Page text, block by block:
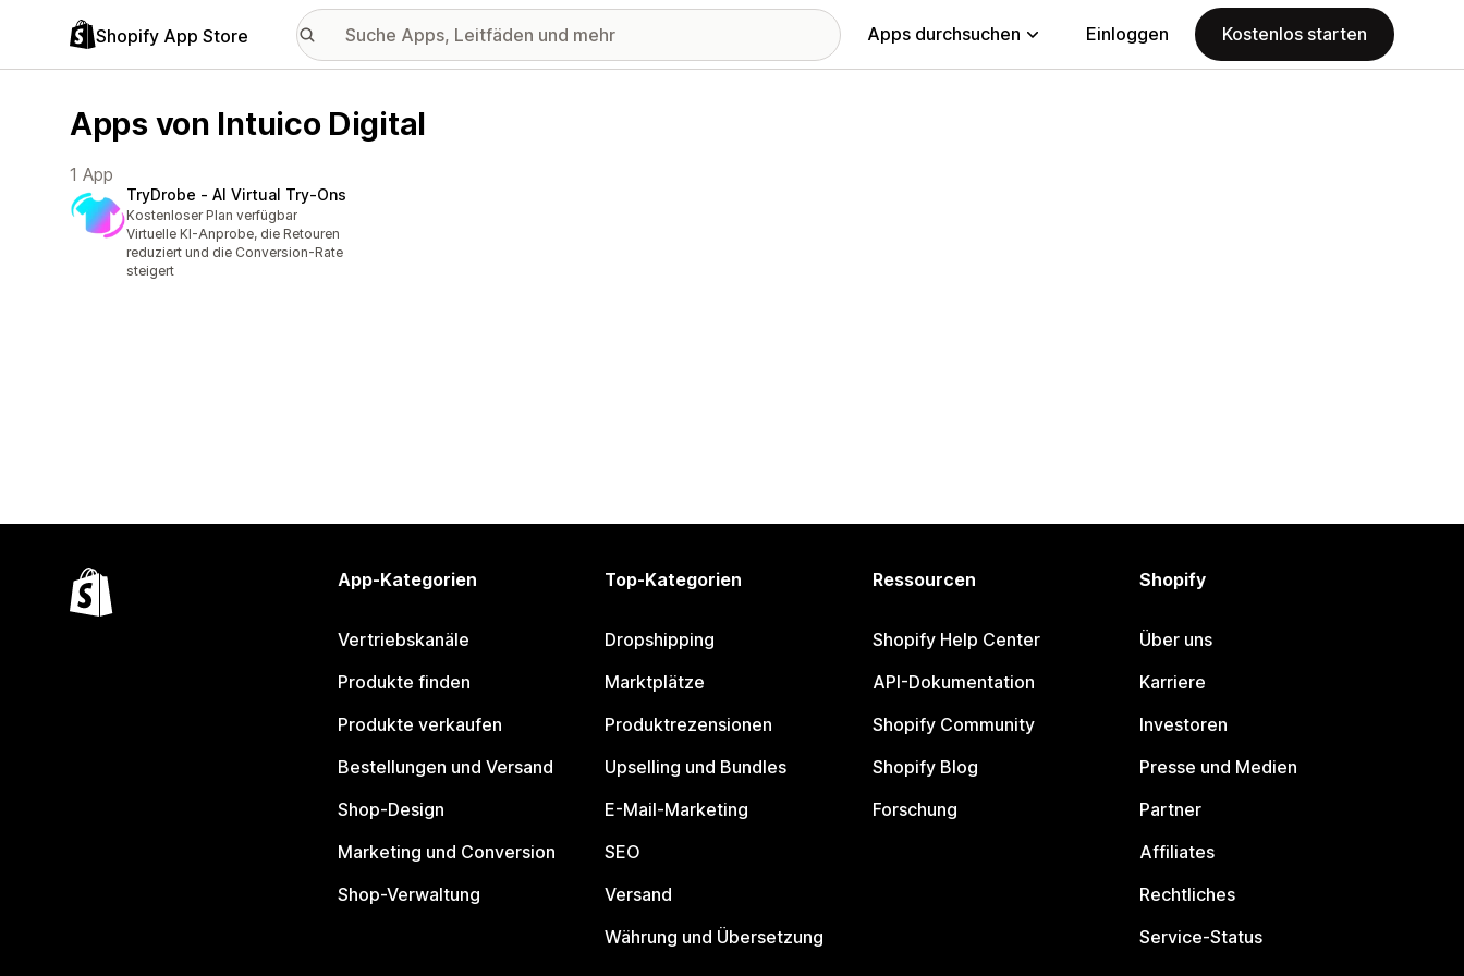
Shopify App Store Apps durchsuchen Einloggen Kostenlos starten
Apps von Intuico Digital
1 App
TryDrobe ‑ AI Virtual Try‑Ons
Kostenloser Plan verfügbar
Virtuelle KI-Anprobe, die Retouren
reduziert und die Conversion-Rate
steigert
App-Kategorien
Vertriebskanäle
Produkte finden
Produkte verkaufen
Bestellungen und Versand
Shop-Design
Marketing und Conversion
Shop-Verwaltung
Top-Kategorien
Dropshipping
Marktplätze
Produktrezensionen
Upselling und Bundles
E-Mail-Marketing
SEO
Versand
Währung und Übersetzung
Ressourcen
Shopify Help Center
API-Dokumentation
Shopify Community
Shopify Blog
Forschung
Shopify
Über uns
Karriere
Investoren
Presse und Medien
Partner
Affiliates
Rechtliches
Service-Status